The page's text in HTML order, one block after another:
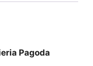
Pagoda